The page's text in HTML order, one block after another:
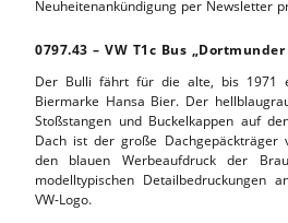
Neuheitenankündigung per Newsletter
0797.43 – VW T1c Bus
Der Bulli fährt für die alte, bis 1971
Biermarke Hansa Bier. Der
Stoßstangen und Buckelkappen auf
Dach ist der große Dachgepäckträger
den blauen Werbeaufdruck der
modelltypischen Detailbedruckungen
VW-Logo.